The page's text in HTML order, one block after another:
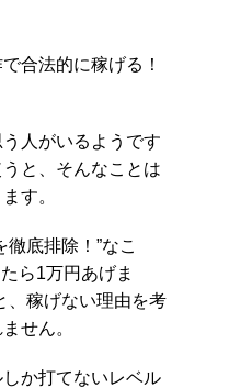
合法的に稼げる！
人がいるようです
と、そんなことは
す。
底排除！”なこ
ら1万円あげま
、稼げない理由を考
せん。
か打てないレベル